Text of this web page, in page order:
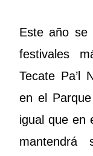
Este año se
festivales
Tecate Pa’l
en el
igual que en